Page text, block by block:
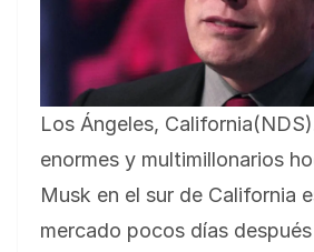
Los Ángeles,
enormes y multimillonarios
Musk en el sur de California
mercado pocos días